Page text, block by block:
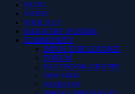
BLOG
VIDEO
PODCAST
INDUSTRY INSIDER
COMMUNITY
INFOS ZUR LOUNGE
FORUM
FACEBOOK-GRUPPE
DISCORD
PATREON